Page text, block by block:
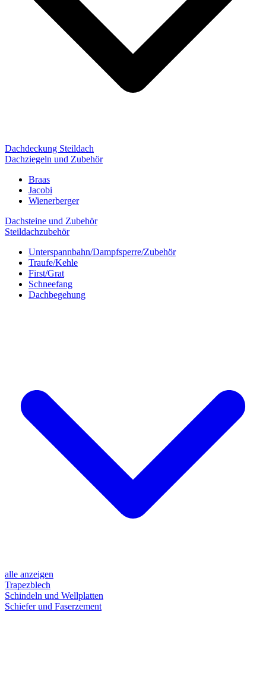
Dachdeckung Steildach
Dachziegeln und Zubehör
Braas
Jacobi
Wienerberger
Dachsteine und Zubehör
Steildachzubehör
Unterspannbahn/Dampfsperre/Zubehör
Traufe/Kehle
First/Grat
Schneefang
Dachbegehung
alle anzeigen
Trapezblech
Schindeln und Wellplatten
Schiefer und Faserzement